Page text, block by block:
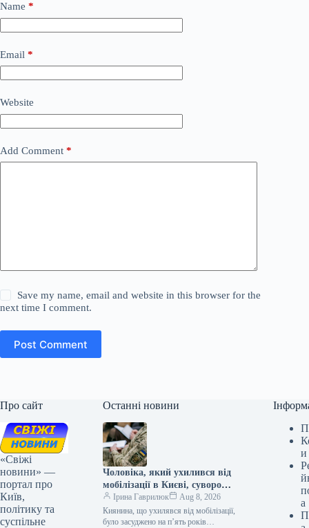
Name *
Email *
Website
Add Comment *
Save my name, email and website in this browser for the
next time I comment.
Post Comment
Про сайт
«Свіжі
новини» —
портал про
Київ,
політику та
суспільне
Останні новини
Чоловіка, який ухилився від
мобілізації в Києві, суворо
покарали.
Ірина Гаврилюк
Aug 8, 2026
Киянина, що ухилявся від мобілізації,
було засуджено на п’ять років
и
а